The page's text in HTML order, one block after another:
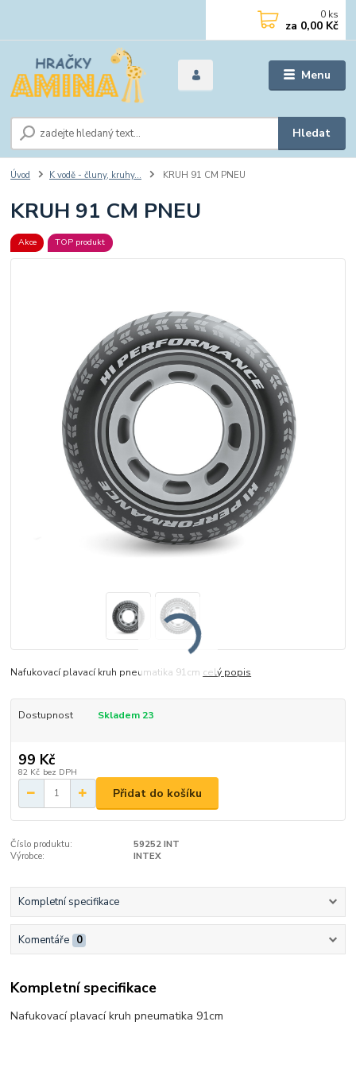
Menu
Hledat
0 ks
za 0,00 Kč
Úvod K vodě - čluny, kruhy... KRUH 91 CM PNEU
KRUH 91 CM PNEU
Akce TOP produkt
Nafukovací plavací kruh pneumatika 91cm celý popis
Dostupnost Skladem 23
99 Kč
82 Kč bez DPH
Přidat do košíku
Číslo produktu:
59252 INT
Výrobce:
INTEX
Kompletní specifikace
Komentáře 0
Kompletní specifikace
Nafukovací plavací kruh pneumatika 91cm